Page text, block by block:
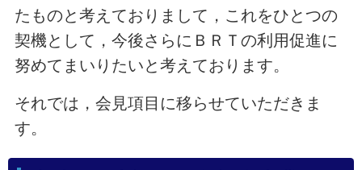
たものと考えておりまして，これをひとつの
契機として，今後さらにＢＲＴの利用促進に
努めてまいりたいと考えております。
それでは，会見項目に移らせていただきま
す。